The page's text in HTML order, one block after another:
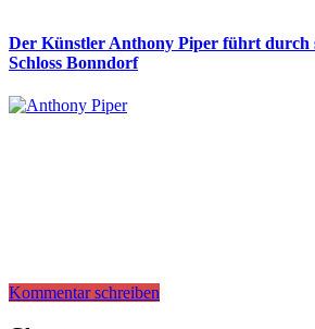
Der Künstler Anthony Piper führt durch
Schloss Bonndorf
Kommentar schreiben